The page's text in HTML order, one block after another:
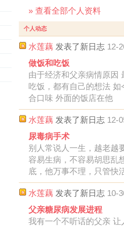
» 查看全部个人资料
个人动态
水莲藕 发表了新日志 12-
做饭和吃饭
由于经济和父亲病情原因
吃饭，都有自己的想法
合口味 外面的饭店在他
水莲藕 发表了新日志 12-
尿毒病手术
别人常说人一生，越老越
容易生病，不容易胡思乱
底，他万事不理，只管快
水莲藕 发表了新日志 10-
父亲糖尿病发展进程
我有一个不听话的父亲